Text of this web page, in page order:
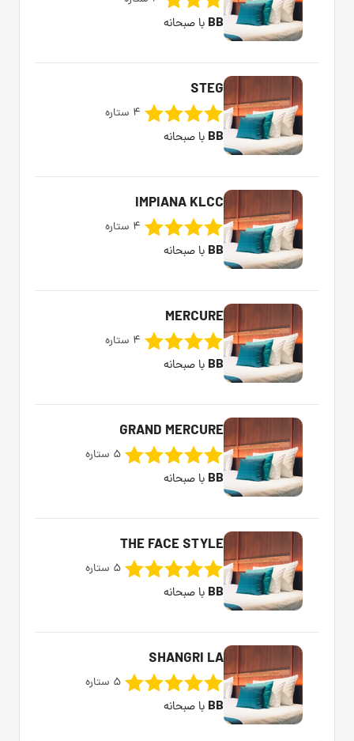
BB با صبحانه
STEG
4 ستاره
BB با صبحانه
IMPIANA KLCC
4 ستاره
BB با صبحانه
MERCURE
4 ستاره
BB با صبحانه
GRAND MERCURE
5 ستاره
BB با صبحانه
THE FACE STYLE
5 ستاره
BB با صبحانه
SHANGRI LA
5 ستاره
BB با صبحانه